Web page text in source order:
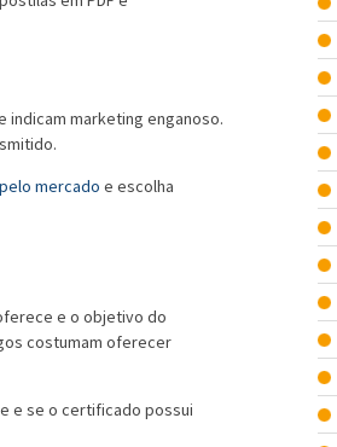
indicam marketing enganoso.
mercado e escolha
e o objetivo do
costumam oferecer
e se o certificado possui